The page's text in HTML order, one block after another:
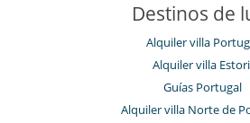
Destinos de
Alquiler villa
Alquiler villa
Guías Portugal
Alquiler villa Norte de